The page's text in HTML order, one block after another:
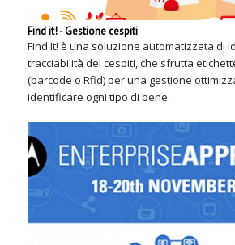
Find it! - Gestione cespiti
Find It! è una soluzione automatizzata di
tracciabilità dei cespiti, che sfrutta
(barcode o Rfid) per una gestione
identificare ogni tipo di bene.